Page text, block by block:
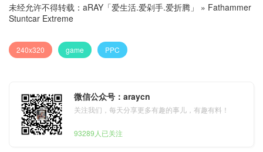
未经允许不得转载： aRAY「爱生活.爱剁手.爱折腾」 » Fathammer
Stuntcar Extreme
240x320 game PPC
微信公众号：araycn
关注我们，每天分享更多有趣的事儿，有趣有料！
93289人已关注